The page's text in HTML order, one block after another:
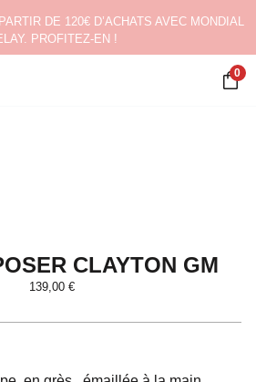
DE 120€ D’ACHATS AVEC MONDIAL
PROFITEZ-EN !
0
CLAYTON GM
139,00 €